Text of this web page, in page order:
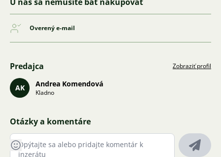
Overený e-mail
Predajca Zobraziť profil
AK Andrea Komendová
Kladno
Otázky a komentáre